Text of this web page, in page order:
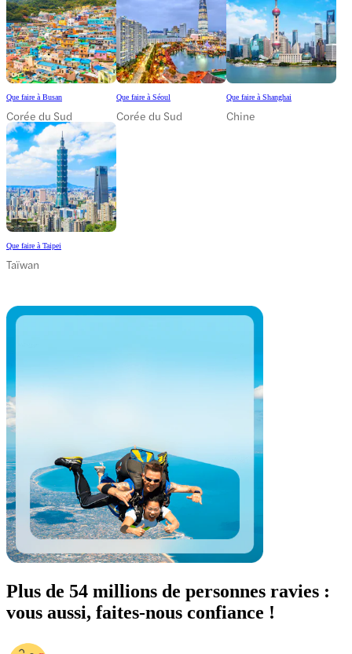
Que faire à Busan
Corée du Sud
Que faire à Séoul
Corée du Sud
Que faire à Shanghai
Chine
Que faire à Taipei
Taïwan
Plus de 54 millions de personnes ravies :
vous aussi, faites-nous confiance !